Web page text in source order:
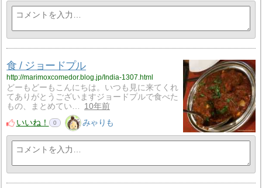
食 / ジョードプル
http://marimoxcomedor.blog.jp/India-1307.html
どーもどーもこんにちは。いつも見に来てくれ
てありがとうございますジョードプルで食べた
もの、まとめてい…
10年前
いいね！
0 みゃりも